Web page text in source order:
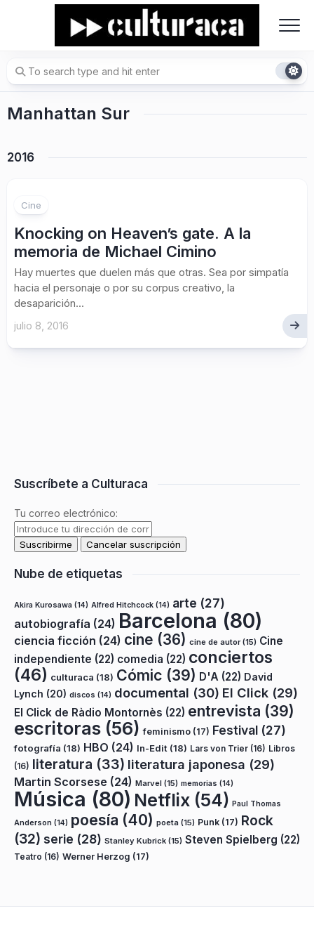
Manhattan Sur
2016
Cine
Knocking on Heaven’s gate. A la
memoria de Michael Cimino
Hay muertes que duelen más que otras. Sea por simpatía
hacia el personaje o por su corpus creativo, la
desaparición...
julio 8, 2016
Suscríbete a Culturaca
Tu correo electrónico:
Nube de etiquetas
Akira Kurosawa (14) Alfred Hitchcock (14) arte (27)
autobiografía (24) Barcelona (80)
ciencia ficción (24) cine (36) cine de autor(15) Cine
independiente (22) comedia (22) conciertos
(46) culturaca (18) Cómic (39) D'A (22) David
Lynch (20) discos (14) documental (30) El Click (29)
El Click de Ràdio Montornès (22) entrevista (39)
escritoras (56) feminismo (17) Festival (27)
fotografía (18) HBO (24) In-Edit (18) Lars von Trier (16) Libros
(16) literatura (33) literatura japonesa (29)
Martin Scorsese (24) Marvel (15) memorias (14)
Música (80) Netflix (54) Paul Thomas
Anderson (14) poesía (40) poeta (15) Punk (17) Rock
(32) serie (28) Stanley Kubrick (15) Steven Spielberg (22)
Teatro (16) Werner Herzog (17)